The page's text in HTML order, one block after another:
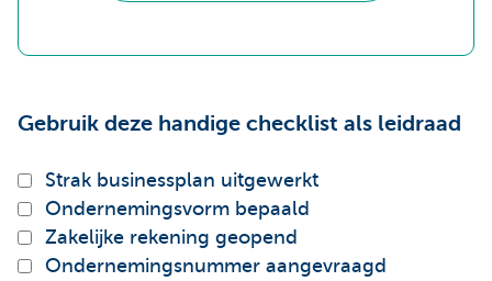
Gebruik deze handige checklist als leidraad
Strak businessplan uitgewerkt
Ondernemingsvorm bepaald
Zakelijke rekening geopend
Ondernemingsnummer aangevraagd